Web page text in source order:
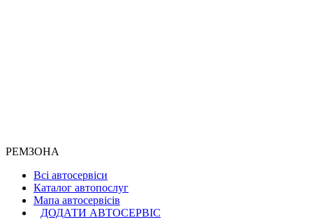
РЕМЗОНА
Всі автосервіси
Каталог автопослуг
Мапа автосервісів
ДОДАТИ АВТОСЕРВІС